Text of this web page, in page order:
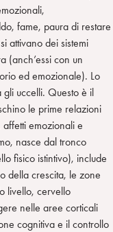
fame, paura di restare
attivano dei sistemi
(anch’essi con un
ed emozionale). Lo
uccelli. Questo è il
le prime relazioni
affetti emozionali e
nasce dal tronco
fisico istintivo), include
della crescita, le zone
livello, cervello
nelle aree corticali
cognitiva e il controllo